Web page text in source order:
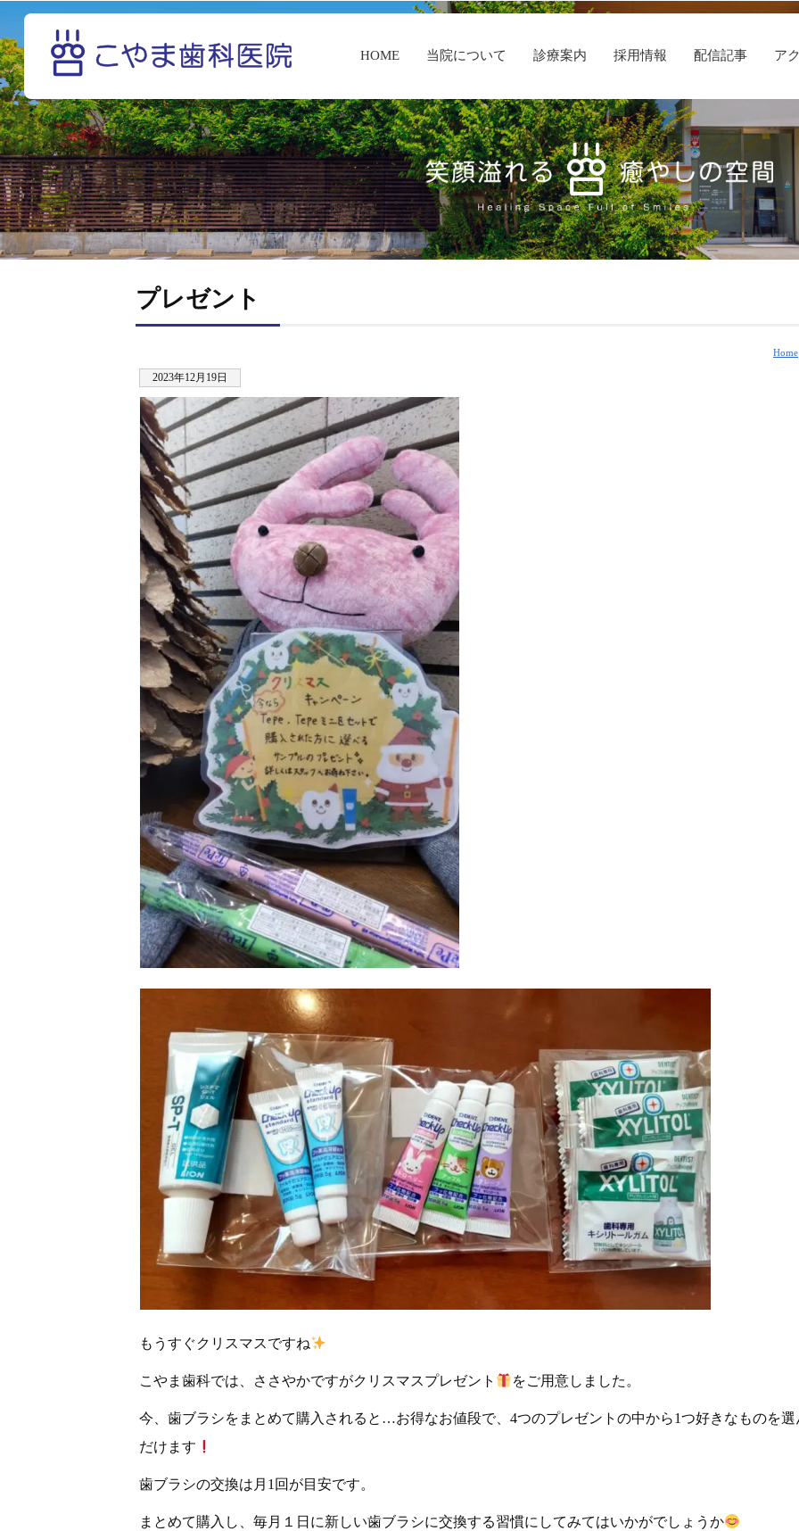
HOME 当院について 診療案内 採用情報 配信記事 ア
プレゼント
Home
2023年12月19日
もうすぐクリスマスですね
こやま歯科では、ささやかですがクリスマスプレゼント をご用意しました。
今、歯ブラシをまとめて購入されると…お得なお値段で、4つのプレゼントの中から1つ好きなものを選
だけます
歯ブラシの交換は月1回が目安です。
まとめて購入し、毎月１日に新しい歯ブラシに交換する習慣にしてみてはいかがでしょうか